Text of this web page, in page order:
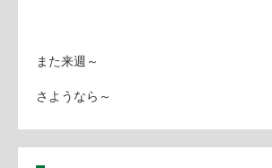
また来週～
さようなら～